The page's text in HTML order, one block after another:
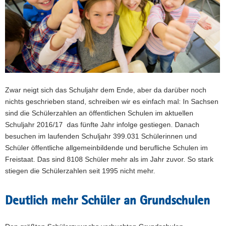
a
v
i
n
Zwar neigt sich das Schuljahr dem Ende, aber da darüber noch
nichts geschrieben stand, schreiben wir es einfach mal: In Sachsen
sind die Schülerzahlen an öffentlichen Schulen im aktuellen
Schuljahr 2016/17 das fünfte Jahr infolge gestiegen. Danach
besuchen im laufenden Schuljahr 399.031 Schülerinnen und
Schüler öffentliche allgemeinbildende und berufliche Schulen im
Freistaat. Das sind 8108 Schüler mehr als im Jahr zuvor. So stark
stiegen die Schülerzahlen seit 1995 nicht mehr.
Deutlich mehr Schüler an Grundschulen